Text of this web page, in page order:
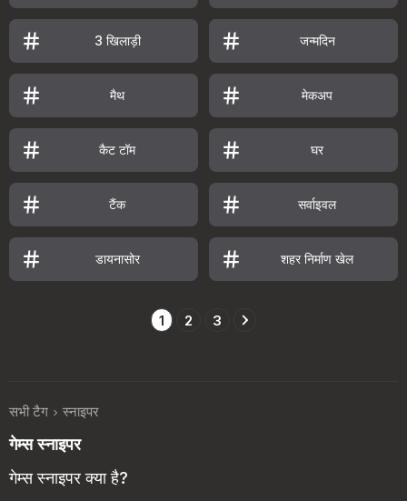
3 खिलाड़ी जन्मदिन
मैथ मेकअप
कैट टॉम घर
टैंक सर्वाइवल
डायनासोर शहर निर्माण खेल
1 2 3
सभी टैग स्नाइपर
गेम्स स्नाइपर
गेम्स स्नाइपर क्या है?